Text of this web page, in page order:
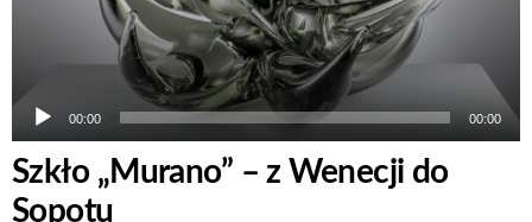
00:00 00:00
Szkło „Murano” – z Wenecji do
Sopotu